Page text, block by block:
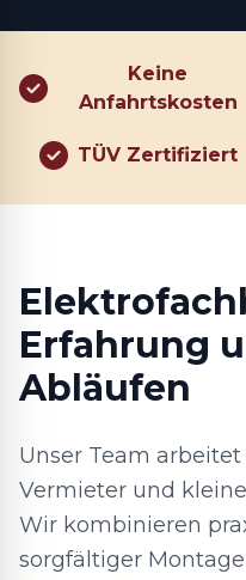
Keine
Anfahrtskosten
TÜV Zertifiziert
Erfahrung
Abläufen
Unser Team
Vermieter und
Wir kombinieren
sorgfältiger